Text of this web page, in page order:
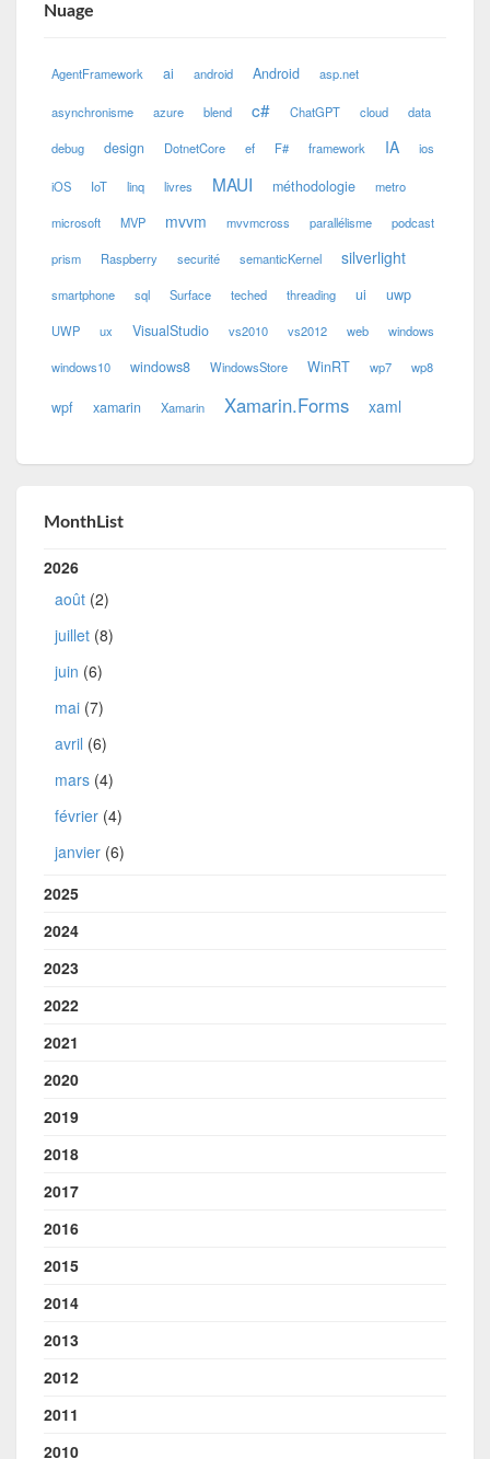
Nuage
AgentFramework ai android Android asp.net
asynchronisme azure blend c# ChatGPT cloud data
debug design DotnetCore ef F# framework IA ios
iOS IoT linq livres MAUI méthodologie metro
microsoft MVP mvvm mvvmcross parallélisme podcast
prism Raspberry securité semanticKernel silverlight
smartphone sql Surface teched threading ui uwp
UWP ux VisualStudio vs2010 vs2012 web windows
windows10 windows8 WindowsStore WinRT wp7 wp8
wpf xamarin Xamarin Xamarin.Forms xaml
MonthList
2026
août (2)
juillet (8)
juin (6)
mai (7)
avril (6)
mars (4)
février (4)
janvier (6)
2025
2024
2023
2022
2021
2020
2019
2018
2017
2016
2015
2014
2013
2012
2011
2010